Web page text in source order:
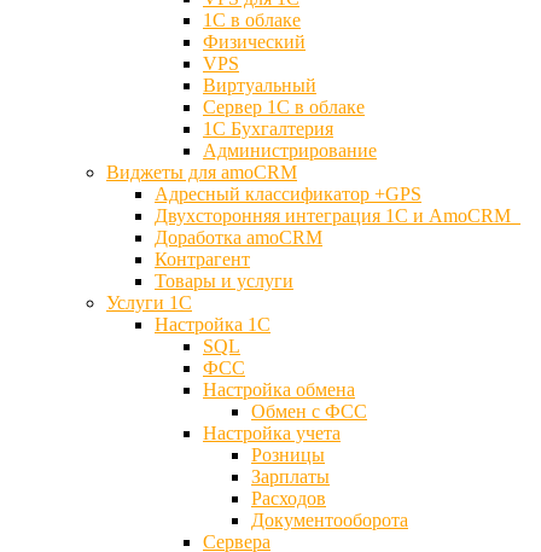
1С в облаке
Физический
VPS
Виртуальный
Сервер 1С в облаке
1С Бухгалтерия
Администрирование
Виджеты для amoCRM
Адресный классификатор +GPS
Двухсторонняя интеграция 1С и AmoCRM
Доработка amoCRM
Контрагент
Товары и услуги
Услуги 1С
Настройка 1С
SQL
ФСС
Настройка обмена
Обмен с ФСС
Настройка учета
Розницы
Зарплаты
Расходов
Документооборота
Сервера